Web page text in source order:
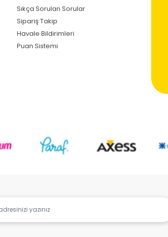
Sıkça Sorulan Sorular
Sipariş Takip
Havale Bildirimleri
Puan Sistemi